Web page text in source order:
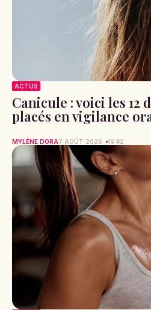
ACTUS
Canicule : voici les 12
placés en vigilance
MYLÈNE DORA7 AOÛT 2026 16:42